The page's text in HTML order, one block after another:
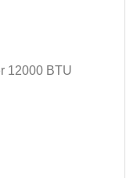
12000 BTU